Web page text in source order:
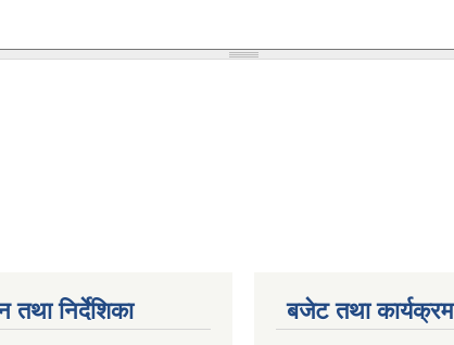
निर्देशिका बजेट तथा कार्यक्रम